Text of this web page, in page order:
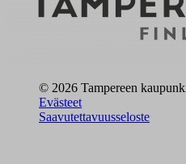
© 2026 Tampereen
Evästeet
Saavutettavuusseloste